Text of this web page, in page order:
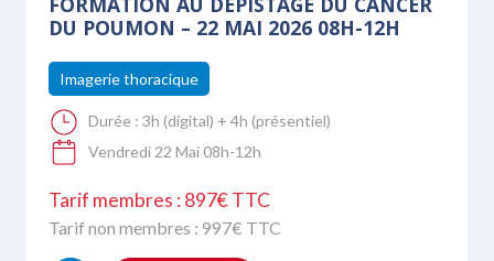
DU POUMON – 22 MAI 2026 08H-12H
Imagerie thoracique
Durée : 3h (digital) + 4h (présentiel)
Vendredi 22 Mai 08h-12h
Tarif membres : 897€ TTC
Tarif non membres : 997€ TTC